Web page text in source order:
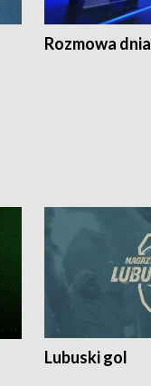
Rozmowa dnia
Lubuski gol